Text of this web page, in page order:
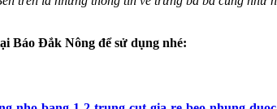
Báo Đắk Nông để sử dụng nhé: